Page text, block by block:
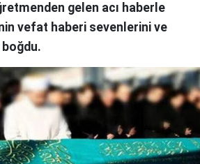
gelen acı haberle
vefat haberi sevenlerini ve